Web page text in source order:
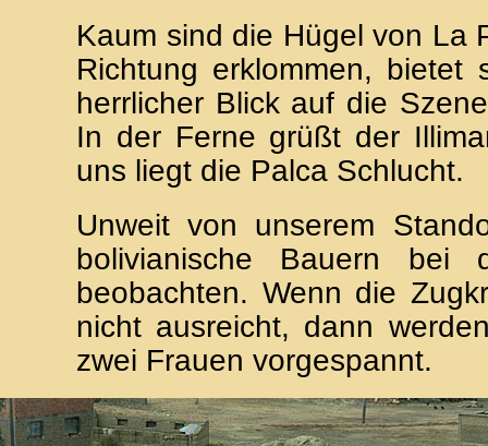
Kaum sind die Hügel von La
Richtung erklommen, bietet
herrlicher Blick auf die
In der Ferne grüßt der
uns liegt die Palca Schlucht.
Unweit von unserem
bolivianische Bauern bei
beobachten. Wenn die
nicht ausreicht, dann
zwei Frauen vorgespannt.